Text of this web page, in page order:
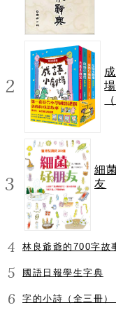
2
3
細
友
4 林良爺爺的700字故
5 國語日報學生字典
6 字的小詩（全三冊）：讀一首詩，交一個字朋友（字字小宇宙+字字